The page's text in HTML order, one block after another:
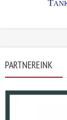
PARTNEREINK